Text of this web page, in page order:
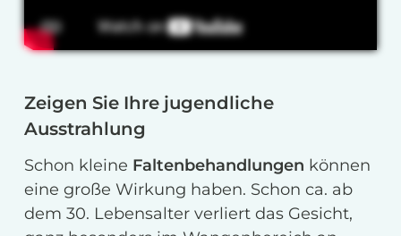
Zeigen Sie Ihre jugendliche
Ausstrahlung
Schon kleine Faltenbehandlungen können
eine große Wirkung haben. Schon ca. ab
dem 30. Lebensalter verliert das Gesicht,